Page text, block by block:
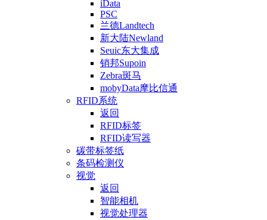
iData
PSC
兰德Landtech
新大陆Newland
Seuic东大集成
销邦Supoin
Zebra斑马
mobyData摩比信通
RFID系统
返回
RFID标签
RFID读写器
碳带标签纸
条码检测仪
视觉
返回
智能相机
视觉处理器